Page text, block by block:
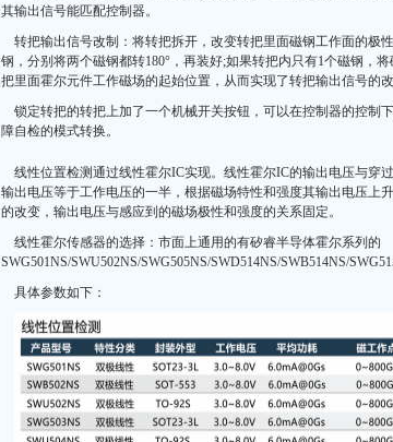
其输出信号能匹配控制器。
转把输出信号改制：将转把拆开，改变转把里面磁钢工作面的极
钢，分别将两个磁钢都转180°，再装好;如果转把内只有1个磁钢，
把里面霍尔元件工作磁场的起始位置，从而实现了转把输出信号的改
锁定转把的转把上加了一个机械开关按钮，可以在控制器的控制
障自检的模式转换。
线性位置检测通过线性霍尔IC实现。线性霍尔IC的输出电压与穿
输出电压等于工作电压的一半，根据磁场特性和强度其输出电压上
的改变，输出电压与感应到的磁场极性和强度的关系固定。
线性霍尔传感器的选择：市面上通用的有矽睿半导体霍尔系列的
SWG501NS/SWU502NS/SWG505NS/SWD514NS/SWB514NS/
具体参数如下：